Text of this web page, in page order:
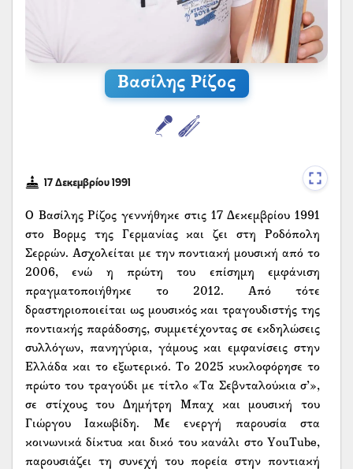
Βασίλης Ρίζος
17 Δεκεμβρίου 1991
Ο Βασίλης Ρίζος γεννήθηκε στις 17 Δεκεμβρίου 1991
στο Βορμς της Γερμανίας και ζει στη Ροδόπολη
Σερρών. Ασχολείται με την ποντιακή μουσική από το
2006, ενώ η πρώτη του επίσημη εμφάνιση
πραγματοποιήθηκε το 2012. Από τότε
δραστηριοποιείται ως μουσικός και τραγουδιστής της
ποντιακής παράδοσης, συμμετέχοντας σε εκδηλώσεις
συλλόγων, πανηγύρια, γάμους και εμφανίσεις στην
Ελλάδα και το εξωτερικό. Το 2025 κυκλοφόρησε το
πρώτο του τραγούδι με τίτλο «Τα Σεβνταλούκια σ’»,
σε στίχους του Δημήτρη Μπαχ και μουσική του
Γιώργου Ιακωβίδη. Με ενεργή παρουσία στα
κοινωνικά δίκτυα και δικό του κανάλι στο YouTube,
παρουσιάζει τη συνεχή του πορεία στην ποντιακή